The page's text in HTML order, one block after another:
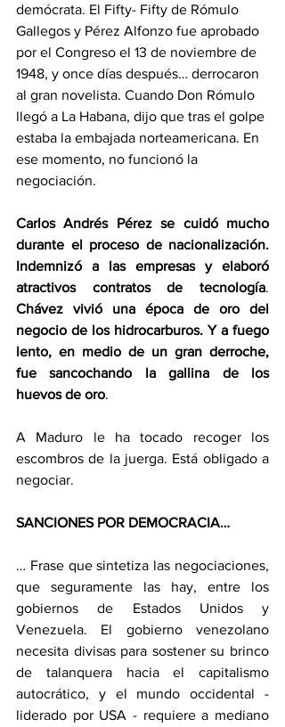
demócrata. El Fifty- Fifty de Rómulo
Gallegos y Pérez Alfonzo fue aprobado
por el Congreso el 13 de noviembre de
1948, y once días después… derrocaron
al gran novelista. Cuando Don Rómulo
llegó a La Habana, dijo que tras el golpe
estaba la embajada norteamericana. En
ese momento, no funcionó la
negociación.
Carlos Andrés Pérez se cuidó mucho
durante el proceso de nacionalización.
Indemnizó a las empresas y elaboró
atractivos contratos de tecnología
Chávez vivió una época de oro del
negocio de los hidrocarburos. Y a fuego
lento, en medio de un gran derroche,
fue sancochando la gallina de los
huevos de oro.
A Maduro le ha tocado recoger los
escombros de la juerga. Está obligado a
negociar.
SANCIONES POR DEMOCRACIA…
… Frase que sintetiza las negociaciones,
que seguramente las hay, entre los
gobiernos de Estados Unidos y
Venezuela. El gobierno venezolano
necesita divisas para sostener su brinco
de talanquera hacia el capitalismo
autocrático, y el mundo occidental -
liderado por USA - requiere a mediano